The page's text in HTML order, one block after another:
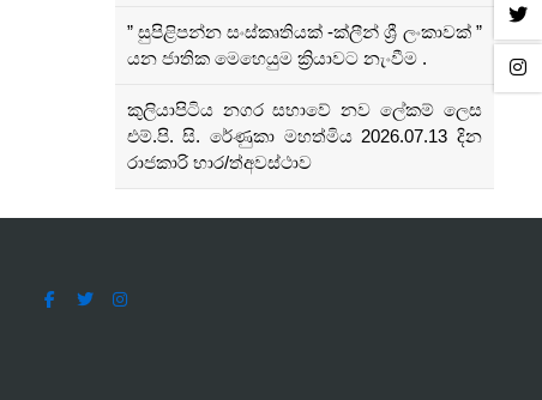
” සුපිළිපන්න සංස්කෘතියක් -ක්ලීන් ශ්‍රී ලංකාවක් ”
යන ජාතික මෙහෙයුම ක්‍රියාවට නැංවීම .
කුලියාපිටිය නගර සභාවේ නව ලේකම් ලෙස
එම්.පි. සි. රේණුකා මහත්මිය 2026.07.13 දින
රාජකාරි භාර/ත්අවස්ථාව